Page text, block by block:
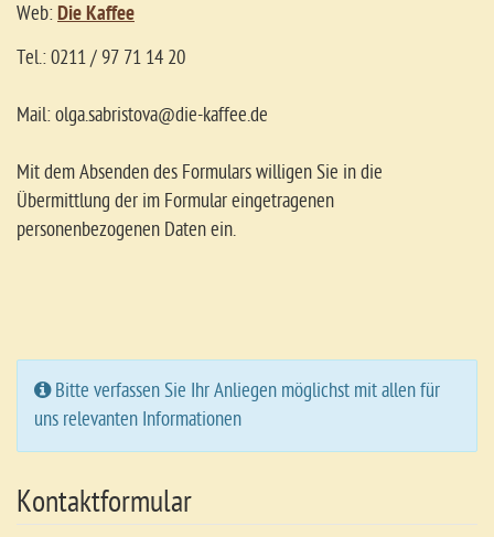
Web:Die Kaffee
Tel.: 0211 / 97 71 14 20
Mail: olga.sabristova@die-kaffee.de
Mit dem Absenden des Formulars willigen Sie in die
Übermittlung der im Formular eingetragenen
personenbezogenen Daten ein.
Bitte verfassen Sie Ihr Anliegen möglichst mit allen für
uns relevanten Informationen
Kontaktformular